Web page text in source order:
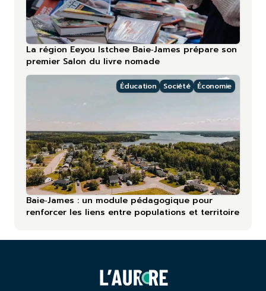
La région Eeyou Istchee Baie‑James prépare son
premier Salon du livre nomade
Éducation Société Économie
Baie‑James : un module pédagogique pour
renforcer les liens entre populations et territoire